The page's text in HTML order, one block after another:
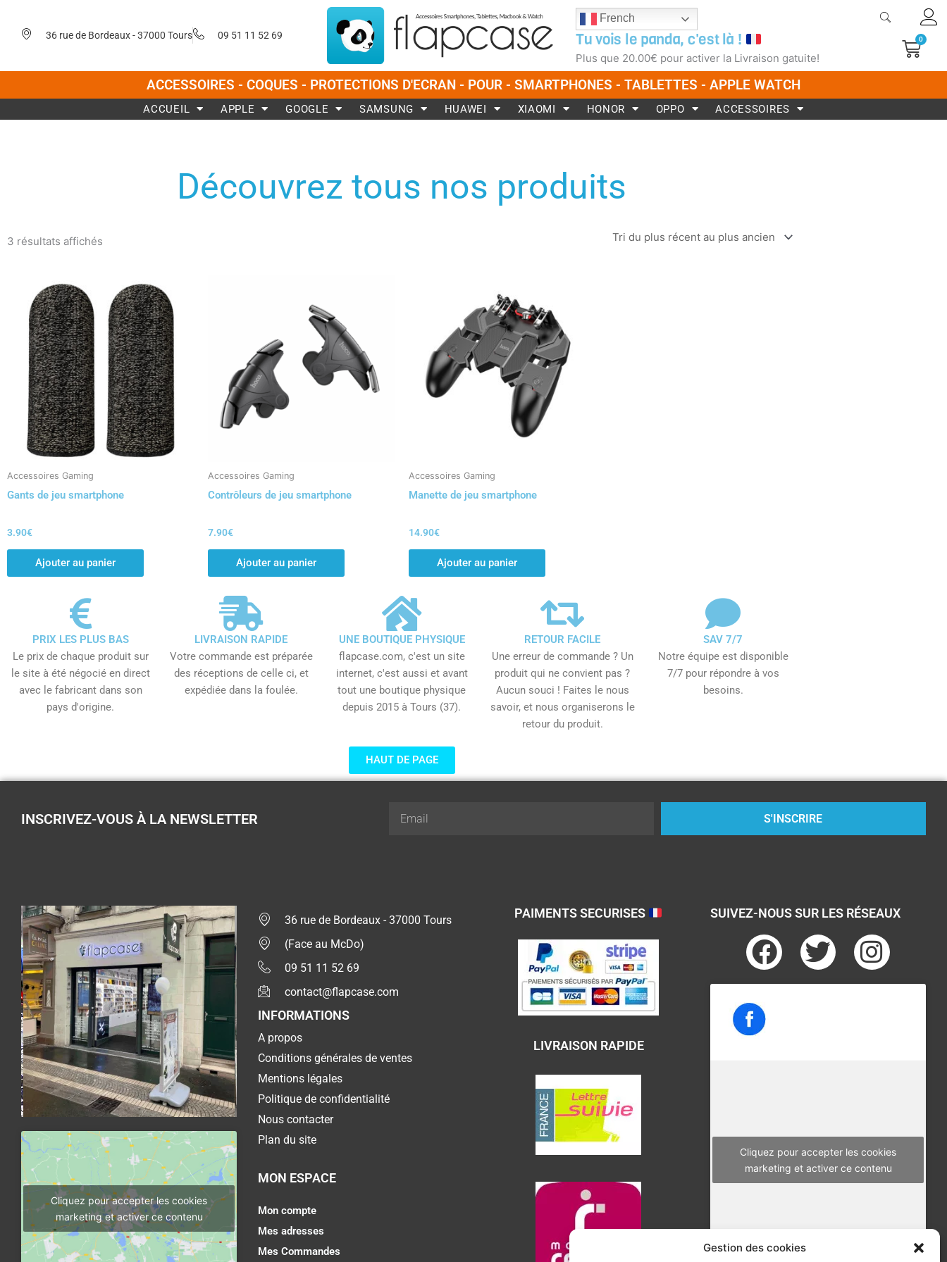
Gestion des cookies
contenu
36 rue de Bordeaux - 37000 Tours 09 51 11 52 69
French
Tu vois le panda, c'est là !
Plus que 20.00€ pour activer la Livraison gatuite!
0
ACCESSOIRES - COQUES - PROTECTIONS D'ECRAN - POUR - SMARTPHONES - TABLETTES - APPLE WATCH
ACCUEIL APPLE GOOGLE SAMSUNG HUAWEI XIAOMI HONOR OPPO ACCESSOIRES
Découvrez tous nos produits
3 résultats affichés
ancien
Accessoires Gaming
Gants de jeu smartphone
3.90€
Ajouter au panier
Accessoires Gaming
Contrôleurs de jeu smartphone
7.90€
Ajouter au panier
Accessoires Gaming
Manette de jeu smartphone
14.90€
Ajouter au panier
PRIX LES PLUS BAS
Le prix de chaque produit sur
le site à été négocié en direct
avec le fabricant dans son
pays d'origine.
LIVRAISON RAPIDE
Votre commande est préparée
des réceptions de celle ci, et
expédiée dans la foulée.
UNE BOUTIQUE PHYSIQUE
flapcase.com, c'est un site
internet, c'est aussi et avant
tout une boutique physique
depuis 2015 à Tours (37).
RETOUR FACILE
Une erreur de commande ? Un
produit qui ne convient pas ?
Aucun souci ! Faites le nous
savoir, et nous organiserons le
retour du produit.
SAV 7/7
Notre équipe est disponible
7/7 pour répondre à vos
besoins.
HAUT DE PAGE
INSCRIVEZ-VOUS À LA NEWSLETTER S'INSCRIRE
Cliquez pour accepter les cookies
marketing et activer ce contenu
36 rue de Bordeaux - 37000 Tours
(Face au McDo)
09 51 11 52 69
contact@flapcase.com
INFORMATIONS
A propos
Conditions générales de ventes
Mentions légales
Politique de confidentialité
Nous contacter
Plan du site
MON ESPACE
Mon compte
Mes adresses
Mes Commandes
PAIMENTS SECURISES
LIVRAISON RAPIDE
SUIVEZ-NOUS SUR LES RÉSEAUX
F
a
e
T
w
I
n
m
Cliquez pour accepter les cookies
marketing et activer ce contenu